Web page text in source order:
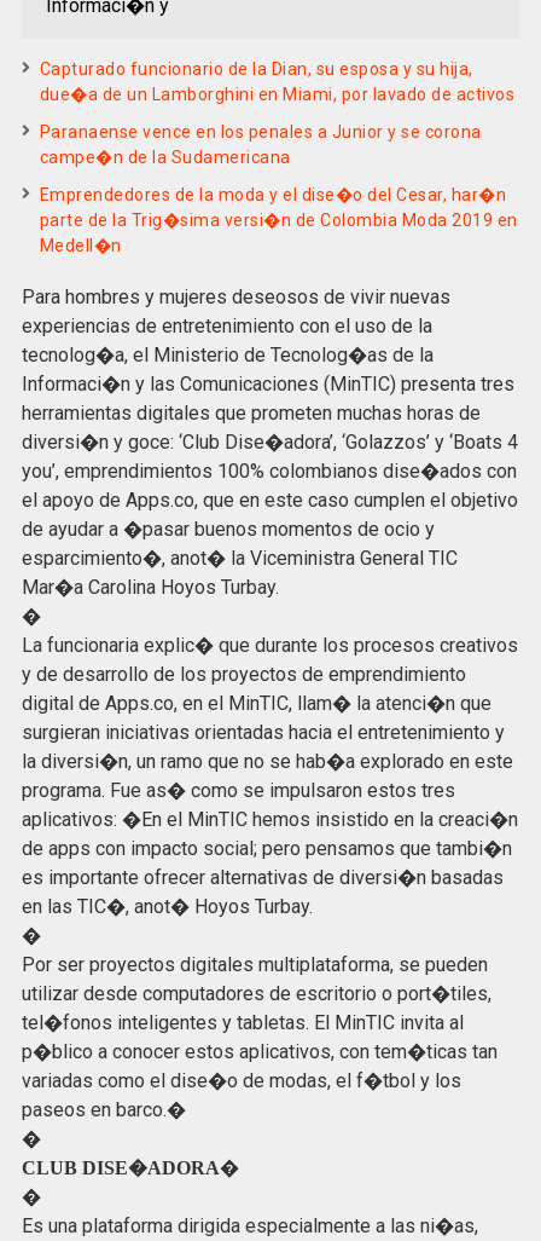
Informaci�n y
Capturado funcionario de la Dian, su esposa y su hija,
due�a de un Lamborghini en Miami, por lavado de activos
Paranaense vence en los penales a Junior y se corona
campe�n de la Sudamericana
Emprendedores de la moda y el dise�o del Cesar, har�n
parte de la Trig�sima versi�n de Colombia Moda 2019 en
Medell�n
Para hombres y mujeres deseosos de vivir nuevas
experiencias de entretenimiento con el uso de la
tecnolog�a, el Ministerio de Tecnolog�as de la
Informaci�n y las Comunicaciones (MinTIC) presenta tres
herramientas digitales que prometen muchas horas de
diversi�n y goce: ‘Club Dise�adora’, ‘Golazzos’ y ‘Boats 4
you’, emprendimientos 100% colombianos dise�ados con
el apoyo de Apps.co, que en este caso cumplen el objetivo
de ayudar a �pasar buenos momentos de ocio y
esparcimiento�, anot� la Viceministra General TIC
Mar�a Carolina Hoyos Turbay.
�
La funcionaria explic� que durante los procesos creativos
y de desarrollo de los proyectos de emprendimiento
digital de Apps.co, en el MinTIC, llam� la atenci�n que
surgieran iniciativas orientadas hacia el entretenimiento y
la diversi�n, un ramo que no se hab�a explorado en este
programa. Fue as� como se impulsaron estos tres
aplicativos: �En el MinTIC hemos insistido en la creaci�n
de apps con impacto social; pero pensamos que tambi�n
es importante ofrecer alternativas de diversi�n basadas
en las TIC�, anot� Hoyos Turbay.
�
Por ser proyectos digitales multiplataforma, se pueden
utilizar desde computadores de escritorio o port�tiles,
tel�fonos inteligentes y tabletas. El MinTIC invita al
p�blico a conocer estos aplicativos, con tem�ticas tan
variadas como el dise�o de modas, el f�tbol y los
paseos en barco.�
�
CLUB DISE�ADORA�
�
Es una plataforma dirigida especialmente a las ni�as,